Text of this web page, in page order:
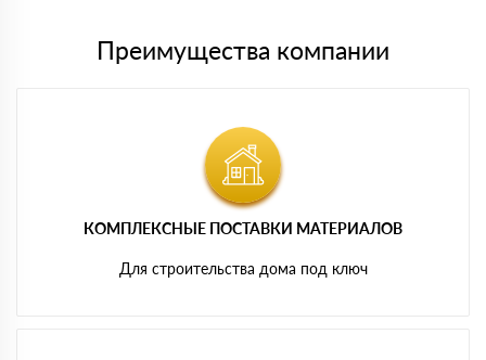
Преимущества компании
КОМПЛЕКСНЫЕ ПОСТАВКИ МАТЕРИАЛОВ
Для строительства дома под ключ